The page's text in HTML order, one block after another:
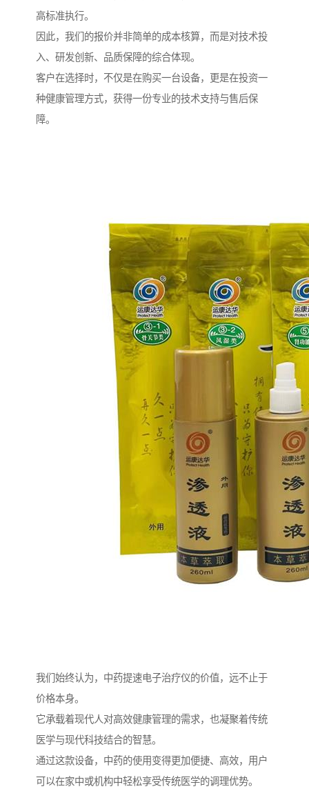
高标准执行。
因此，我们的报价并非简单的成本核算，而是对技术投
入、研发创新、品质保障的综合体现。
客户在选择时，不仅是在购买一台设备，更是在投资一
种健康管理方式，获得一份专业的技术支持与售后保
障。
我们始终认为，中药提速电子治疗仪的价值，远不止于
价格本身。
它承载着现代人对高效健康管理的需求，也凝聚着传统
医学与现代科技结合的智慧。
通过这款设备，中药的使用变得更加便捷、高效，用户
可以在家中或机构中轻松享受传统医学的调理优势。